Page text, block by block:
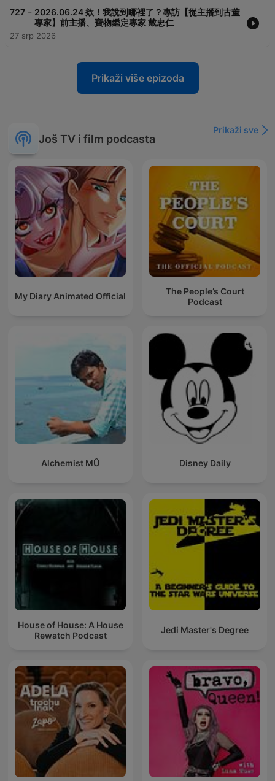
727 - 2026.06.24 欸！我說到哪裡了？專訪【從主播到古董
專家】前主播、寶物鑑定專家 戴忠仁
27 srp 2026
Prikaži više epizoda
Još TV i film podcasta
Prikaži sve
My Diary Animated Official
The People’s Court
Podcast
Alchemist MÛ Disney Daily
House of House: A House
Rewatch Podcast
Jedi Master's Degree